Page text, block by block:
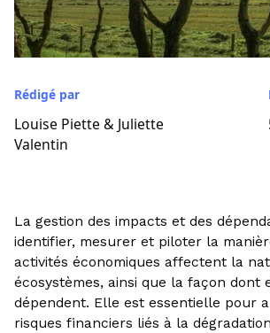
Rédigé par
Louise Piette & Juliette
Valentin
La gestion des impacts et des
identifier, mesurer et piloter la
activités économiques affectent la
écosystèmes, ainsi que la façon dont
dépendent. Elle est essentielle pour
risques financiers liés à la